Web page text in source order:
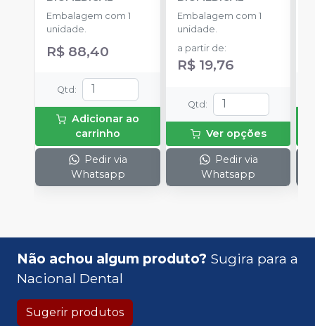
Embalagem com 1
unidade.
R$ 88,40
Qtd :
Adicionar ao
carrinho
Pedir via
Whatsapp
Embalagem com 1
unidade.
a partir de:
R$ 19,76
Qtd :
Ver opções
Pedir via
Whatsapp
Não achou algum produto? Sugira para a
Nacional Dental
Sugerir produtos